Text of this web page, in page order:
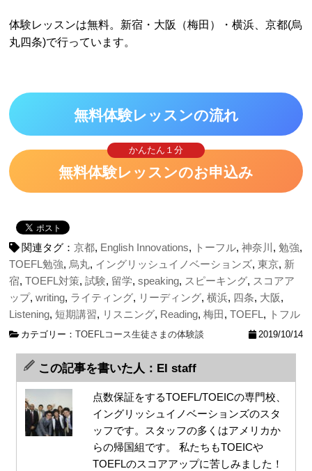
体験レッスンは無料。新宿・大阪（梅田）・横浜、京都(烏
丸四条)で行っています。
無料体験レッスンの流れ
かんたん１分
無料体験レッスンのお申込み
関連タグ：京都, English Innovations, トーフル,神奈川 ,勉強,
TOEFL勉強, 烏丸, イングリッシュイノベーションズ,東京, 新
宿,TOEFL対策,試験, 留学,speaking, スピーキング, スコアア
ップ,writing, ライティング, リーディング,横浜, 四条, 大阪,
Listening,短期講習, リスニング, Reading,梅田,TOEFL , トフル
カテゴリー：TOEFLコース生徒さまの体験談 2019/10/14
この記事を書いた人：EI staff
点数保証をするTOEFL/TOEICの専門校、
イングリッシュイノベーションズのスタ
ッフです。スタッフの多くはアメリカか
らの帰国組です。 私たちもTOEICや
TOEFLのスコアアップに苦しみました！